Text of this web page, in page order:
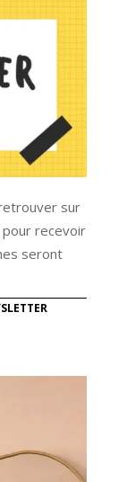
sur
recevoir
seront